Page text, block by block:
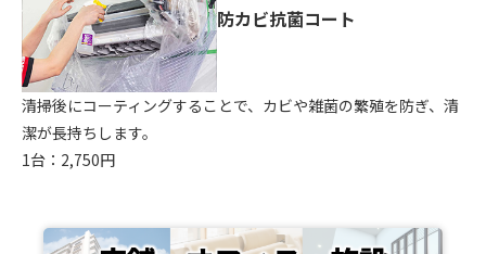
防カビ抗菌コート
清掃後にコーティングすることで、カビや雑菌の繁殖を防ぎ、清
潔が長持ちします。
1台：2,750円